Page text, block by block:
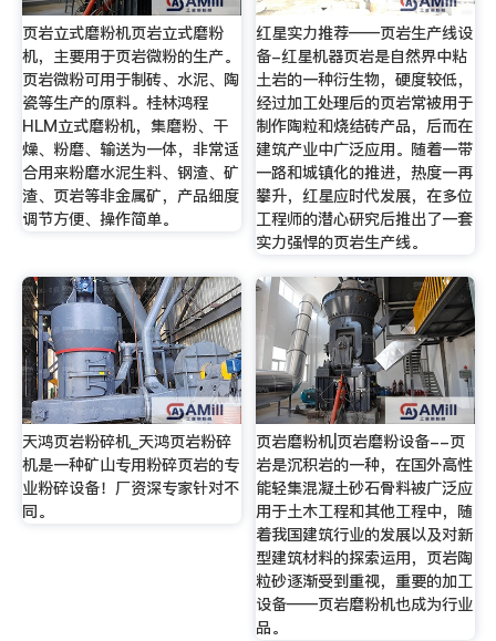
页岩立式磨粉机页岩立式磨粉
机，主要用于页岩微粉的生产。
页岩微粉可用于制砖、水泥、陶
瓷等生产的原料。桂林鸿程
HLM立式磨粉机，集磨粉、干
燥、粉磨、输送为一体，非常适
合用来粉磨水泥生料、钢渣、矿
渣、页岩等非金属矿，产品细度
调节方便、操作简单。
红星实力推荐——页岩生产线设
备-红星机器页岩是自然界中粘
土岩的一种衍生物，硬度较低，
经过加工处理后的页岩常被用于
制作陶粒和烧结砖产品，后而在
建筑产业中广泛应用。随着一带
一路和城镇化的推进，热度一再
攀升，红星应时代发展，在多位
工程师的潜心研究后推出了一套
实力强悍的页岩生产线。
天鸿页岩粉碎机_天鸿页岩粉碎
机是一种矿山专用粉碎页岩的专
业粉碎设备！厂资深专家针对不
同。
页岩磨粉机|页岩磨粉设备--页
岩是沉积岩的一种，在国外高性
能轻集混凝土砂石骨料被广泛应
用于土木工程和其他工程中，随
着我国建筑行业的发展以及对新
型建筑材料的探索运用，页岩陶
粒砂逐渐受到重视，重要的加工
设备——页岩磨粉机也成为行业
品。